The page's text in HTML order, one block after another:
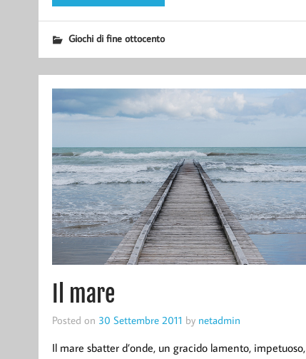
Giochi di fine ottocento
Il mare
Posted on 30 Settembre 2011 by netadmin
Il mare sbatter d’onde, un gracido lamento, impetuoso,